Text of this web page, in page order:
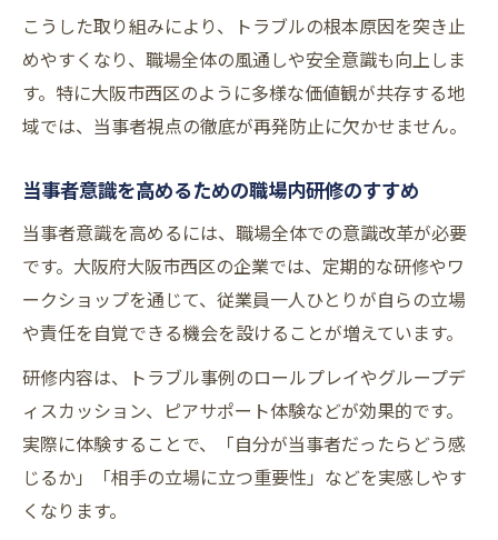
こうした取り組みにより、トラブルの根本原因を突き止
めやすくなり、職場全体の風通しや安全意識も向上しま
す。特に大阪市西区のように多様な価値観が共存する地
域では、当事者視点の徹底が再発防止に欠かせません。
当事者意識を高めるための職場内研修のすすめ
当事者意識を高めるには、職場全体での意識改革が必要
です。大阪府大阪市西区の企業では、定期的な研修やワ
ークショップを通じて、従業員一人ひとりが自らの立場
や責任を自覚できる機会を設けることが増えています。
研修内容は、トラブル事例のロールプレイやグループデ
ィスカッション、ピアサポート体験などが効果的です。
実際に体験することで、「自分が当事者だったらどう感
じるか」「相手の立場に立つ重要性」などを実感しやす
くなります。